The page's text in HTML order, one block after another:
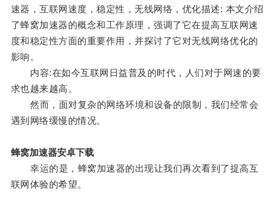
速器，互联网速度，稳定性，无线网络，优化描述: 本文介绍
了蜂窝加速器的概念和工作原理，强调了它在提高互联网速
度和稳定性方面的重要作用，并探讨了它对无线网络优化的
影响。
内容:在如今互联网日益普及的时代，人们对于网速的要
求也越来越高。
然而，面对复杂的网络环境和设备的限制，我们经常会
遇到网络缓慢的情况。
蜂窝加速器安卓下载
幸运的是，蜂窝加速器的出现让我们再次看到了提高互
联网体验的希望。